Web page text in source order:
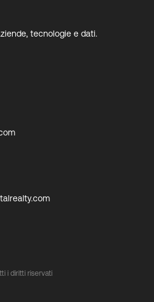
tecnologie e dati.
i diritti riservati